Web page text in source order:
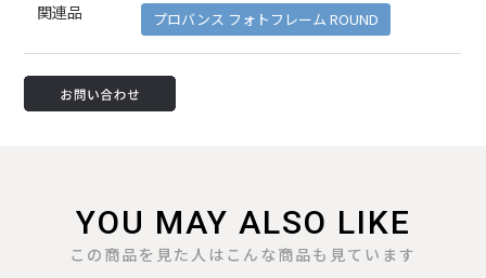
関連品 プロバンス フォトフレーム ROUND
YOU MAY ALSO LIKE
この商品を見た人はこんな商品も見ています